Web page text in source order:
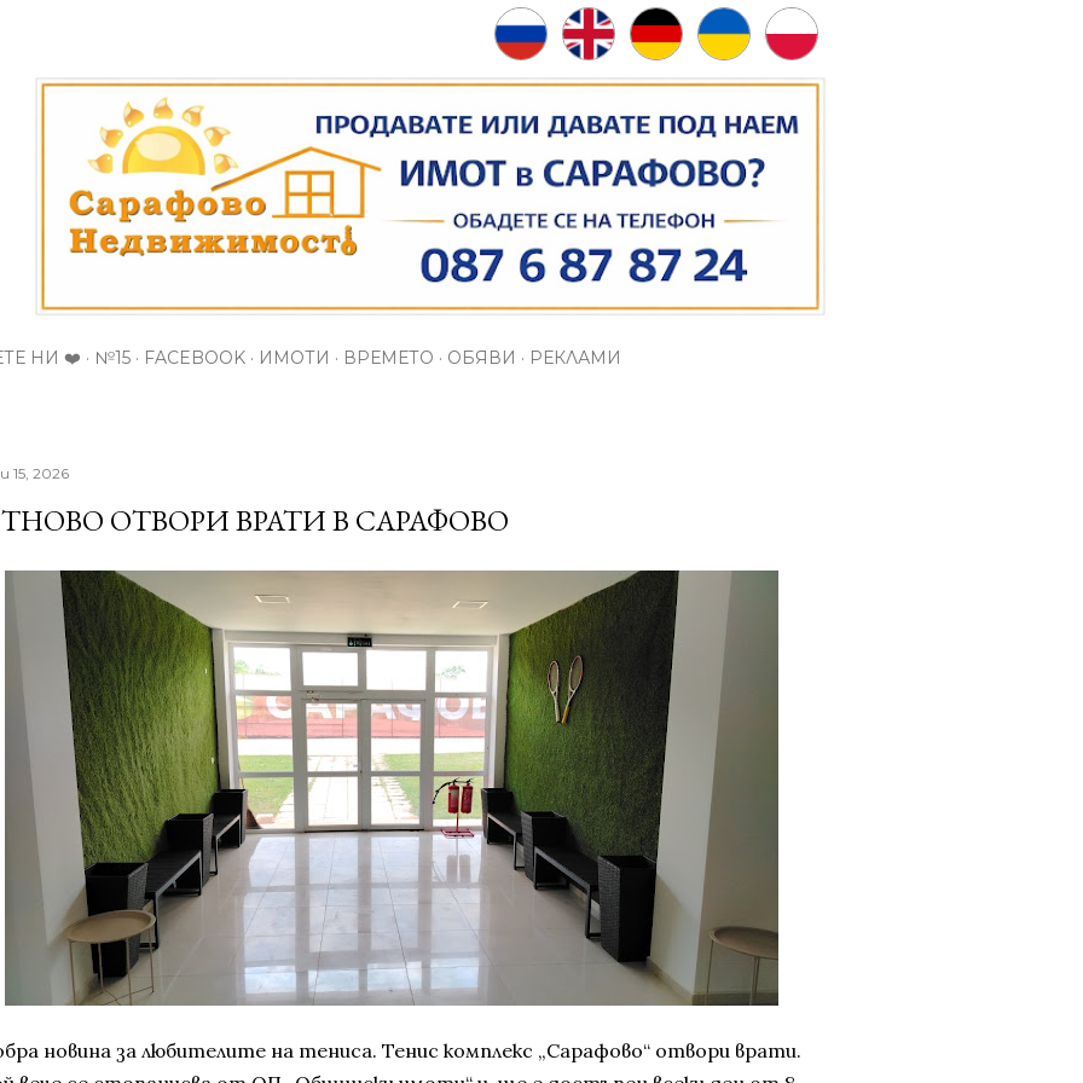
НИ ❤️ №15 FACEBOOK ИМОТИ ВРЕМЕТО ОБЯВИ РЕКЛАМИ
15, 2026
ОТВОРИ ВРАТИ В САРАФОВО
новина за любителите на тениса. Тенис комплекс „Сарафово“ отвори врати.